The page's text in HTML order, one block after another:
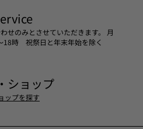
せのみとさせていただきます。 月
18時 祝祭日と年末年始を除く
ショップ
ップを探す